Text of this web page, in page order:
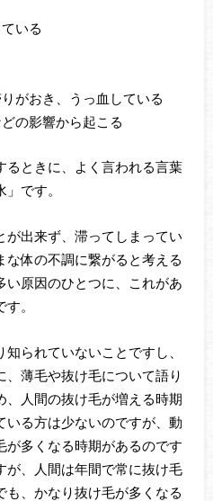
いる
がおき、うっ血している
の影響から起こる
るときに、よく言われる言葉
です。
が出来ず、滞ってしまってい
な体の不調に繋がると考える
い原因のひとつに、これがあ
。
られていないことですし、
、薄毛や抜け毛について語り
、人間の抜け毛が増える時期
いる方は少ないのですが、動
が多くなる時期があるのです
が、人間は年間で常に抜け毛
も、かなり抜け毛が多くなる